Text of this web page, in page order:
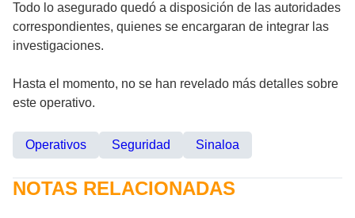
Todo lo asegurado quedó a disposición de las autoridades
correspondientes, quienes se encargaran de integrar las
investigaciones.
Hasta el momento, no se han revelado más detalles sobre
este operativo.
Operativos Seguridad Sinaloa
NOTAS RELACIONADAS